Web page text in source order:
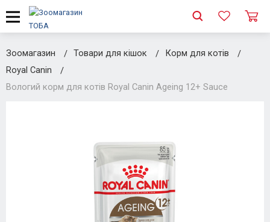
Зоомагазин Товари для кішок
Корм для котів
Royal Canin
Вологий корм для котів Royal Canin Ageing 12+ Sauce